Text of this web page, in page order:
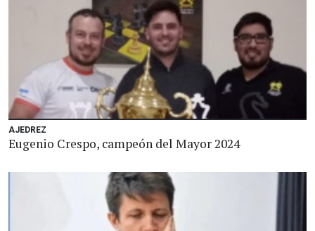
AJEDREZ
Eugenio Crespo, campeón del Mayor 2024